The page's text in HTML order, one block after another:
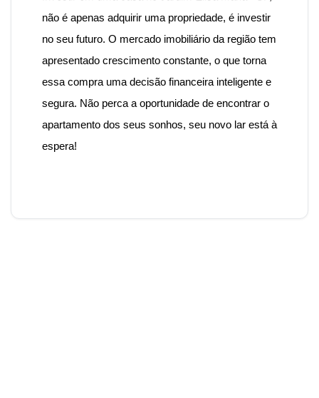
não é apenas adquirir uma propriedade, é investir
no seu futuro. O mercado imobiliário da região tem
apresentado crescimento constante, o que torna
essa compra uma decisão financeira inteligente e
segura. Não perca a oportunidade de encontrar o
apartamento dos seus sonhos, seu novo lar está à
espera!